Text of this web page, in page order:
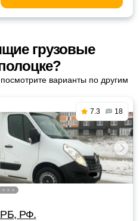
грузовые
варианты по другим
7.3 18
РБ, РФ.